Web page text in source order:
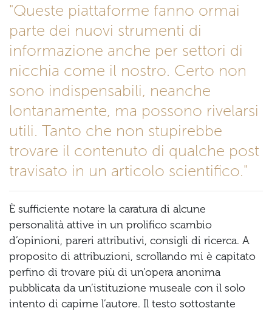
"Queste piattaforme fanno ormai
parte dei nuovi strumenti di
informazione anche per settori di
nicchia come il nostro. Certo non
sono indispensabili, neanche
lontanamente, ma possono rivelarsi
utili. Tanto che non stupirebbe
trovare il contenuto di qualche post
travisato in un articolo scientifico."
È sufficiente notare la caratura di alcune
personalità attive in un prolifico scambio
d’opinioni, pareri attributivi, consigli di ricerca. A
proposito di attribuzioni, scrollando mi è capitato
perfino di trovare più di un’opera anonima
pubblicata da un’istituzione museale con il solo
intento di capirne l’autore. Il testo sottostante